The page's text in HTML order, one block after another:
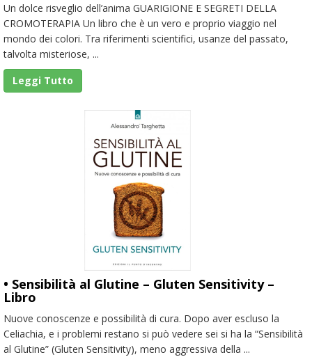
Un dolce risveglio dell’anima GUARIGIONE E SEGRETI DELLA
CROMOTERAPIA Un libro che è un vero e proprio viaggio nel
mondo dei colori. Tra riferimenti scientifici, usanze del passato,
talvolta misteriose, ...
Leggi Tutto
• Sensibilità al Glutine – Gluten Sensitivity –
Libro
Nuove conoscenze e possibilità di cura. Dopo aver escluso la
Celiachia, e i problemi restano si può vedere sei si ha la “Sensibilità
al Glutine” (Gluten Sensitivity), meno aggressiva della ...